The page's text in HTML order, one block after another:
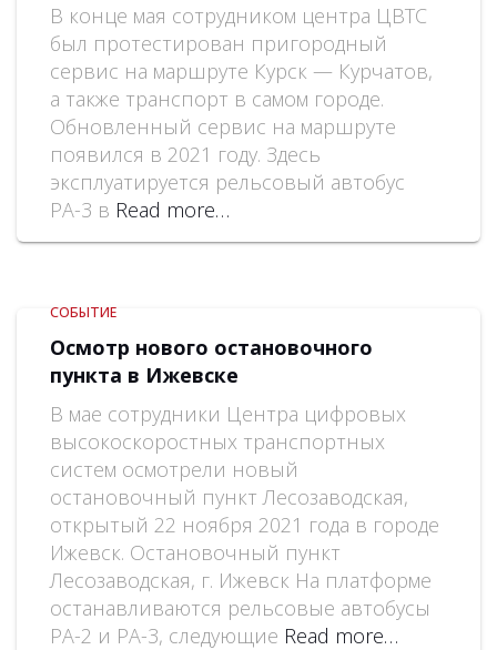
В конце мая сотрудником центра ЦВТС
был протестирован пригородный
сервис на маршруте Курск — Курчатов,
а также транспорт в самом городе.
Обновленный сервис на маршруте
появился в 2021 году. Здесь
эксплуатируется рельсовый автобус
РА-3 в Read more…
СОБЫТИЕ
Осмотр нового остановочного
пункта в Ижевске
В мае сотрудники Центра цифровых
высокоскоростных транспортных
систем осмотрели новый
остановочный пункт Лесозаводская,
открытый 22 ноября 2021 года в городе
Ижевск. Остановочный пункт
Лесозаводская, г. Ижевск На платформе
останавливаются рельсовые автобусы
РА-2 и РА-3, следующие Read more…